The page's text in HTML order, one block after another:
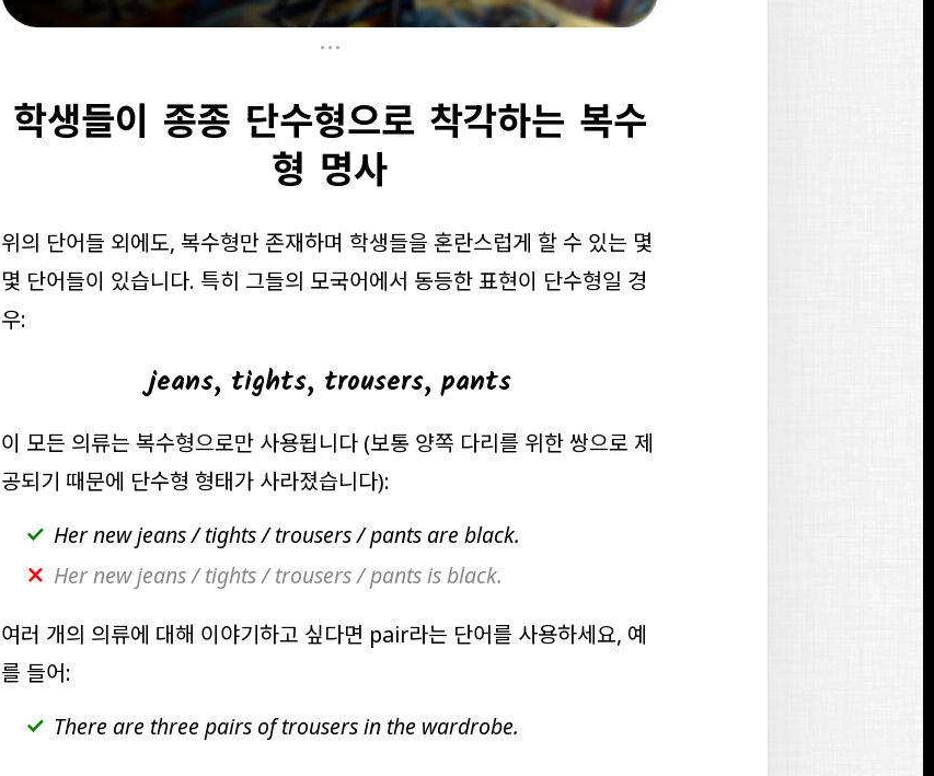
...
학생들이 종종 단수형으로 착각하는 복수
형 명사
위의 단어들 외에도, 복수형만 존재하며 학생들을 혼란스럽게 할 수 있는 몇
몇 단어들이 있습니다. 특히 그들의 모국어에서 동등한 표현이 단수형일 경
우:
jeans, tights, trousers,pants
이 모든 의류는 복수형으로만 사용됩니다 (보통 양쪽 다리를 위한 쌍으로 제
공되기 때문에 단수형 형태가 사라졌습니다):
Her new jeans / tights / trousers / pants areblack.
Her new jeans / tights / trousers / pants is black.
여러 개의 의류에 대해 이야기하고 싶다면 pair라는 단어를 사용하세요, 예
를 들어:
There are three pairs of trousers in the wardrobe.